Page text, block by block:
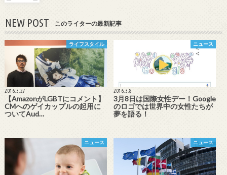
NEW POST このライターの最新記事
ライフスタイル
2016.3.27
【AmazonがLGBTにコメント】
CMへのゲイカップルの起用に
ついてAud…
ニュース
2016.3.8
3月8日は国際女性デー！Google
のロゴでは世界中の女性たちが
夢を語る！
ニュース ニュース